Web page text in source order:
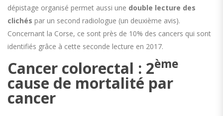
dépistage organisé permet aussi une double lecture des
clichés par un second radiologue (un deuxième avis).
Concernant la Corse, ce sont près de 10% des cancers qui sont
identifiés grâce à cette seconde lecture en 2017.
Cancer colorectal : 2ème
cause de mortalité par
cancer